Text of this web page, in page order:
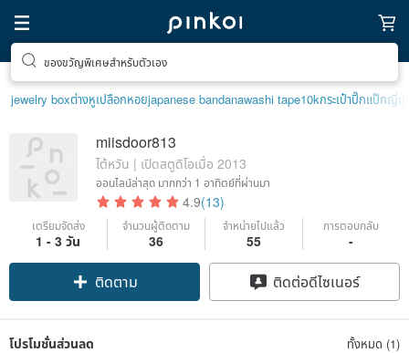
ของขวัญพิเศษสำหรับตัวเอง
jewelry boxต่างหูเปลือกหอยjapanese bandanawashi tape10kกระเป๋าปิ๊กแป๊กญี่ปุ่
miisdoor813
ไต้หวัน | เปิดสตูดิโอเมื่อ 2013
ออนไลน์ล่าสุด มากกว่า 1 อาทิตย์ที่ผ่านมา
4.9(13)
เตรียมจัดส่ง
1 - 3 วัน
จำนวนผู้ติดตาม
36
จำหน่ายไปแล้ว
55
การตอบกลับ
-
ติดตาม ติดต่อดีไซเนอร์
โปรโมชั่นส่วนลด ทั้งหมด (1)